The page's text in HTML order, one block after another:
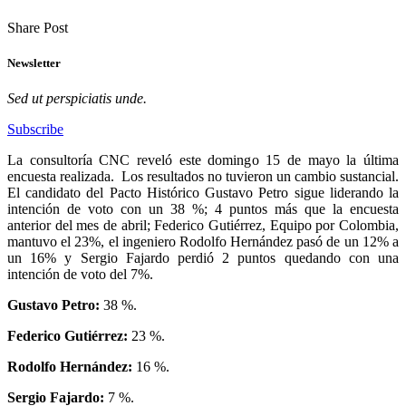
Share Post
Newsletter
Sed ut perspiciatis unde.
Subscribe
La consultoría CNC reveló este domingo 15 de mayo la última
encuesta realizada. Los resultados no tuvieron un cambio sustancial.
El candidato del Pacto Histórico Gustavo Petro sigue liderando la
intención de voto con un 38 %; 4 puntos más que la encuesta
anterior del mes de abril; Federico Gutiérrez, Equipo por Colombia,
mantuvo el 23%, el ingeniero Rodolfo Hernández pasó de un 12% a
un 16% y Sergio Fajardo perdió 2 puntos quedando con una
intención de voto del 7%.
Gustavo Petro: 38 %.
Federico Gutiérrez: 23 %.
Rodolfo Hernández: 16 %.
Sergio Fajardo: 7 %.